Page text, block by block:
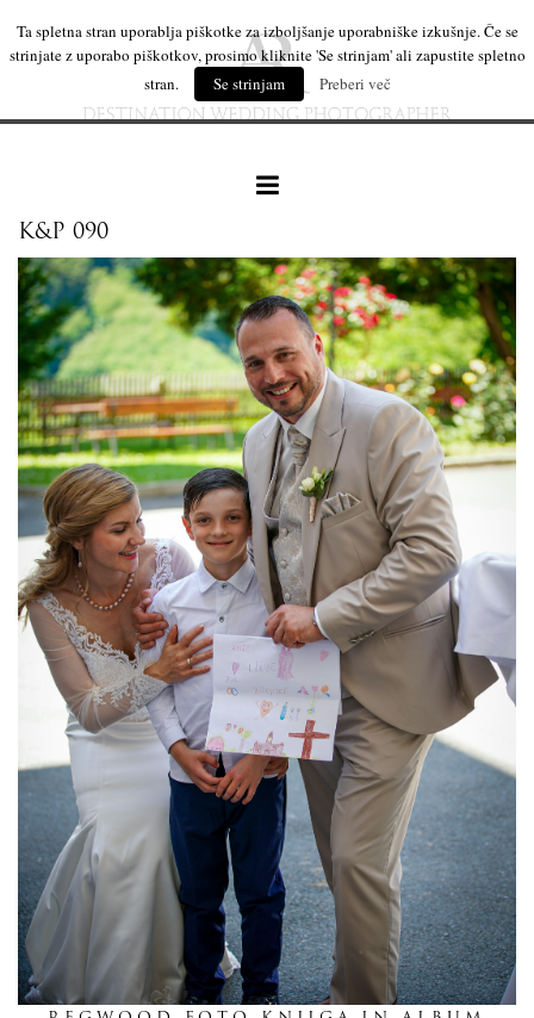
naše delo
leseni izdelki
mi
dnevnik
pišite nam
K&P 090
Ta spletna stran uporablja piškotke za izboljšanje uporabniške izkušnje. Če se
strinjate z uporabo piškotkov, prosimo kliknite 'Se strinjam' ali zapustite spletno
stran.
Se strinjam Preberi več